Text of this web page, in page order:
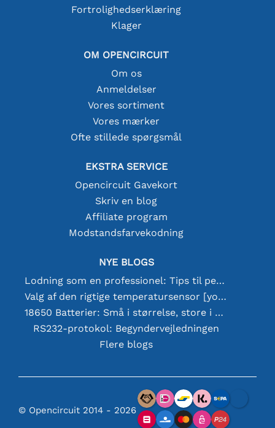
Fortrolighedserklæring
Klager
OM OPENCIRCUIT
Om os
Anmeldelser
Vores sortiment
Vores mærker
Ofte stillede spørgsmål
EKSTRA SERVICE
Opencircuit Gavekort
Skriv en blog
Affiliate program
Modstandsfarvekodning
NYE BLOGS
Lodning som en professionel: Tips til perfekte elektroniske forbindelser
Valg af den rigtige temperatursensor [youtube]
18650 Batterier: Små i størrelse, store i ydeevne
RS232-protokol: Begyndervejledningen
Flere blogs
© Opencircuit 2014 - 2026